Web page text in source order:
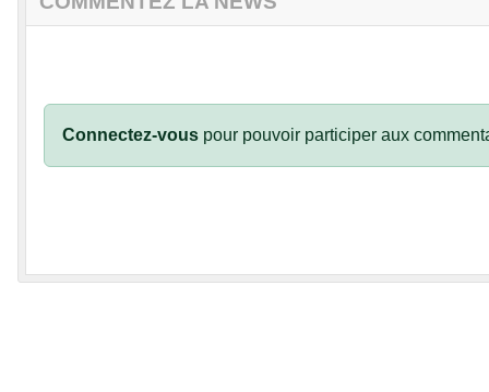
Connectez-vous pour pouvoir participer aux